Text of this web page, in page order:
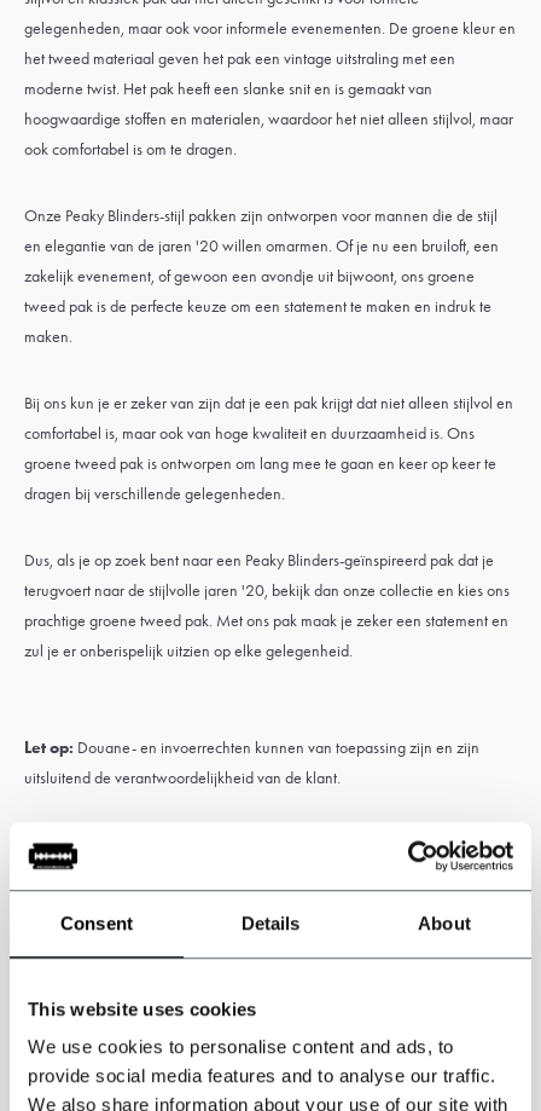
Consent Details About
This website uses cookies
We use cookies to personalise content and ads, to
provide social media features and to analyse our traffic.
We also share information about your use of our site with
gelegenheden, maar ook voor informele evenementen. De groene kleur en
het tweed materiaal geven het pak een vintage uitstraling met een
moderne twist. Het pak heeft een slanke snit en is gemaakt van
hoogwaardige stoffen en materialen, waardoor het niet alleen stijlvol, maar
ook comfortabel is om te dragen.
Onze Peaky Blinders-stijl pakken zijn ontworpen voor mannen die de stijl
en elegantie van de jaren '20 willen omarmen. Of je nu een bruiloft, een
zakelijk evenement, of gewoon een avondje uit bijwoont, ons groene
tweed pak is de perfecte keuze om een statement te maken en indruk te
maken.
Bij ons kun je er zeker van zijn dat je een pak krijgt dat niet alleen stijlvol en
comfortabel is, maar ook van hoge kwaliteit en duurzaamheid is. Ons
groene tweed pak is ontworpen om lang mee te gaan en keer op keer te
dragen bij verschillende gelegenheden.
Dus, als je op zoek bent naar een Peaky Blinders-geïnspireerd pak dat je
terugvoert naar de stijlvolle jaren '20, bekijk dan onze collectie en kies ons
prachtige groene tweed pak. Met ons pak maak je zeker een statement en
zul je er onberispelijk uitzien op elke gelegenheid.
Let op: Douane- en invoerrechten kunnen van toepassing zijn en zijn
uitsluitend de verantwoordelijkheid van de klant.
Specificaties
Kleur: groen
85% polyester 15% wol